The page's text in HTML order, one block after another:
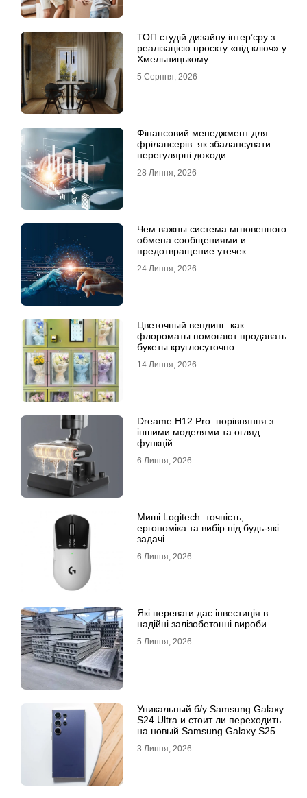
ТОП студій дизайну інтер’єру з
реалізацією проєкту «під ключ» у
Хмельницькому
5 Серпня, 2026
Фінансовий менеджмент для
фрілансерів: як збалансувати
нерегулярні доходи
28 Липня, 2026
Чем важны система мгновенного
обмена сообщениями и
предотвращение утечек
24 Липня, 2026
Цветочный вендинг: как
флороматы помогают продавать
букеты круглосуточно
14 Липня, 2026
Dreame H12 Pro: порівняння з
іншими моделями та огляд
функцій
6 Липня, 2026
Миші Logitech: точність,
ергономіка та вибір під будь-які
задачі
6 Липня, 2026
Які переваги дає інвестиція в
надійні залізобетонні вироби
5 Липня, 2026
Уникальный б/у Samsung Galaxy
S24 Ultra и стоит ли переходить
на новый Samsung Galaxy S25
3 Липня, 2026